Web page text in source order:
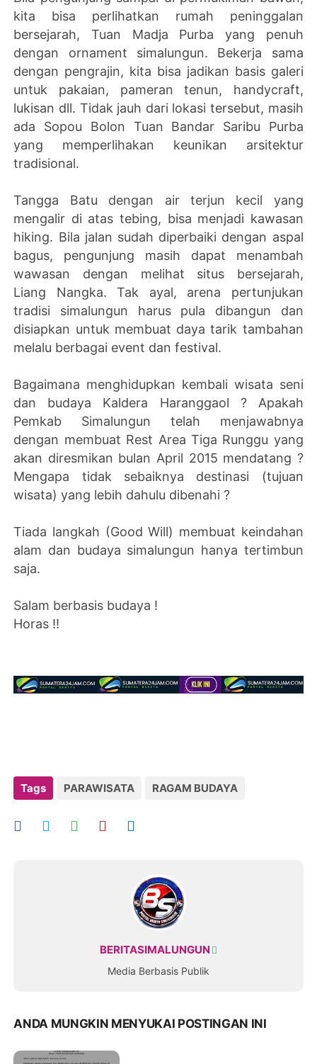
kita bisa perlihatkan rumah peninggalan
bersejarah, Tuan Madja Purba yang penuh
dengan ornament simalungun. Bekerja sama
dengan pengrajin, kita bisa jadikan basis galeri
untuk pakaian, pameran tenun, handycraft,
lukisan dll. Tidak jauh dari lokasi tersebut, masih
ada Sopou Bolon Tuan Bandar Saribu Purba
yang memperlihakan keunikan arsitektur
tradisional.
Tangga Batu dengan air terjun kecil yang
mengalir di atas tebing, bisa menjadi kawasan
hiking. Bila jalan sudah diperbaiki dengan aspal
bagus, pengunjung masih dapat menambah
wawasan dengan melihat situs bersejarah,
Liang Nangka. Tak ayal, arena pertunjukan
tradisi simalungun harus pula dibangun dan
disiapkan untuk membuat daya tarik tambahan
melalu berbagai event dan festival.
Bagaimana menghidupkan kembali wisata seni
dan budaya Kaldera Haranggaol ? Apakah
Pemkab Simalungun telah menjawabnya
dengan membuat Rest Area Tiga Runggu yang
akan diresmikan bulan April 2015 mendatang ?
Mengapa tidak sebaiknya destinasi (tujuan
wisata) yang lebih dahulu dibenahi ?
Tiada langkah (Good Will) membuat keindahan
alam dan budaya simalungun hanya tertimbun
saja.
Salam berbasis budaya !
Horas !!
Tags PARAWISATA RAGAM BUDAYA
BERITASIMALUNGUN
Media Berbasis Publik
ANDA MUNGKIN MENYUKAI POSTINGAN INI